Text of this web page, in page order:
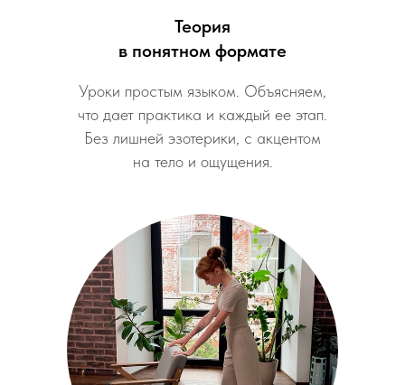
Теория
в понятном формате
Уроки простым языком. Объясняем,
что дает практика и каждый ее этап.
Без лишней эзотерики, с акцентом
на тело и ощущения.